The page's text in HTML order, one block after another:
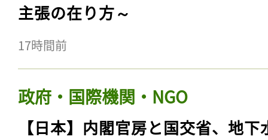
主張の在り方～
17時間前
政府・国際機関・NGO
【日本】内閣官房と国交省、地下